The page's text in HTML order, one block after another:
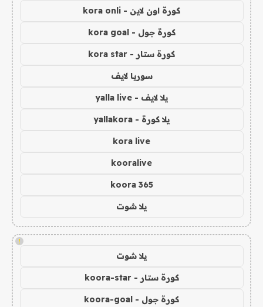
كورة اون لاين - kora onli
كورة جول - kora goal
كورة ستار - kora star
سوريا لايف
يلا لايف - yalla live
يلا كورة - yallakora
kora live
kooralive
koora 365
يلا شوت
!
يلا شوت
كورة ستار - koora-star
كورة جول - koora-goal